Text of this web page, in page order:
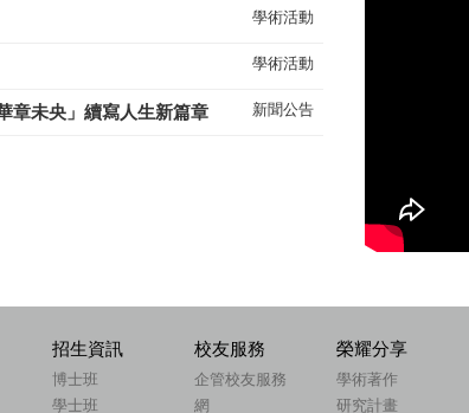
學術活動
學術活動
未央」續寫人生新篇章 新聞公告
招生資訊
博士班
學士班
校友服務
企管校友服務
網
榮耀分享
學術著作
研究計畫